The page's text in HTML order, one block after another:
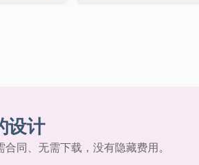
设计
同、无需下载，没有隐藏费用。